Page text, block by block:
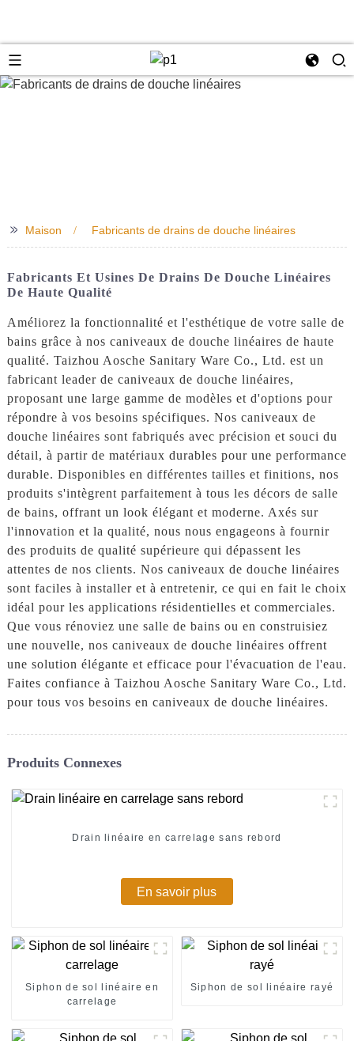
>> Maison Fabricants de drains de douche linéaires
Fabricants Et Usines De Drains De Douche Linéaires
De Haute Qualité
Améliorez la fonctionnalité et l'esthétique de votre salle de
bains grâce à nos caniveaux de douche linéaires de haute
qualité. Taizhou Aosche Sanitary Ware Co., Ltd. est un
fabricant leader de caniveaux de douche linéaires,
proposant une large gamme de modèles et d'options pour
répondre à vos besoins spécifiques. Nos caniveaux de
douche linéaires sont fabriqués avec précision et souci du
détail, à partir de matériaux durables pour une performance
durable. Disponibles en différentes tailles et finitions, nos
produits s'intègrent parfaitement à tous les décors de salle
de bains, offrant un look élégant et moderne. Axés sur
l'innovation et la qualité, nous nous engageons à fournir
des produits de qualité supérieure qui dépassent les
attentes de nos clients. Nos caniveaux de douche linéaires
sont faciles à installer et à entretenir, ce qui en fait le choix
idéal pour les applications résidentielles et commerciales.
Que vous rénoviez une salle de bains ou en construisiez
une nouvelle, nos caniveaux de douche linéaires offrent
une solution élégante et efficace pour l'évacuation de l'eau.
Faites confiance à Taizhou Aosche Sanitary Ware Co., Ltd.
pour tous vos besoins en caniveaux de douche linéaires.
Produits Connexes
Drain linéaire en carrelage sans rebord
En savoir plus
Siphon de sol linéaire en
carrelage
Siphon de sol linéaire rayé